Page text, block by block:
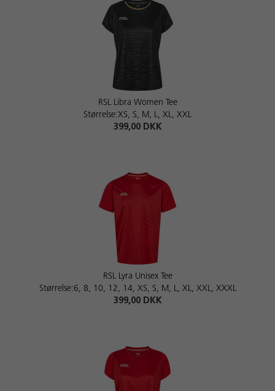
RSL Libra Women Tee
Størrelse:XS, S, M, L, XL, XXL
399,00 DKK
RSL Lyra Unisex Tee
Størrelse:6, 8, 10, 12, 14, XS, S, M, L, XL, XXL, XXXL
399,00 DKK